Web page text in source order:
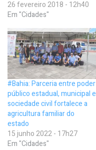
26 fevereiro 2018 - 12h40
Em "Cidades"
#Bahia: Parceria entre poder
público estadual, municipal e
sociedade civil fortalece a
agricultura familiar do
estado
15 junho 2022 - 17h27
Em "Cidades"